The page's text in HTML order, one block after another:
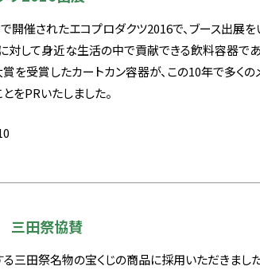
開催されたエコプロダクツ2016で、ブース出展を
して身近な生活の中で貢献できる飲料容器であ
賞を受賞したカートカン容器が、この10年で多く
をPRいたしました。
三田祭協賛
三田祭名物の宝くじの商品に採用いただきまし